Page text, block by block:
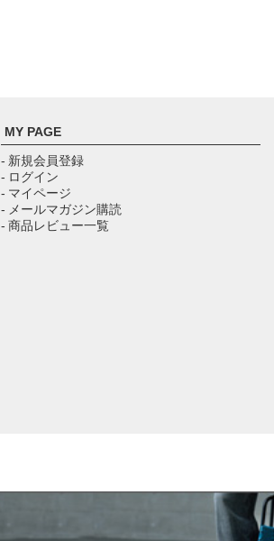
MY PAGE
- 新規会員登録
- ログイン
- マイページ
- メールマガジン購読
- 商品レビュー一覧